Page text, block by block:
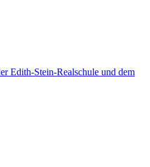
Edith-Stein-Realschule und dem